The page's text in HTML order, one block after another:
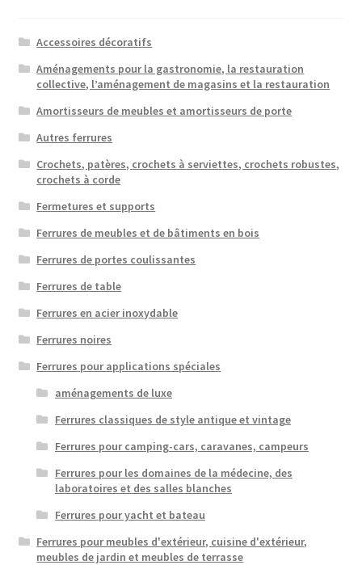
Accessoires décoratifs
Aménagements pour la gastronomie, la restauration
collective, l’aménagement de magasins et la restauration
Amortisseurs de meubles et amortisseurs de porte
Autres ferrures
Crochets, patères, crochets à serviettes, crochets robustes,
crochets à corde
Fermetures et supports
Ferrures de meubles et de bâtiments en bois
Ferrures de portes coulissantes
Ferrures de table
Ferrures en acier inoxydable
Ferrures noires
Ferrures pour applications spéciales
aménagements de luxe
Ferrures classiques de style antique et vintage
Ferrures pour camping-cars, caravanes, campeurs
Ferrures pour les domaines de la médecine, des
laboratoires et des salles blanches
Ferrures pour yacht et bateau
Ferrures pour meubles d'extérieur, cuisine d'extérieur,
meubles de jardin et meubles de terrasse